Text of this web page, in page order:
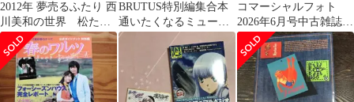
2012年 夢売るふたり 西
川美和の世界 松たか
子 阿部サダヲ 日本映
画
BRUTUS特別編集合本
通いたくなるミュージ
アム
(MAGAZINEHOUSEM
OOK)中古雑誌■d8536-
20111-J-01-2
コマーシャルフォト
2026年6月号中古雑誌
■d8559-10023-A-02-4